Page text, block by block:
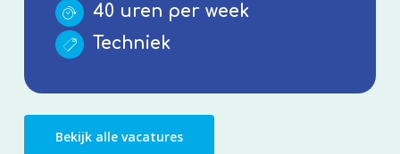
40 uren per week
Techniek
Bekijk alle vacatures